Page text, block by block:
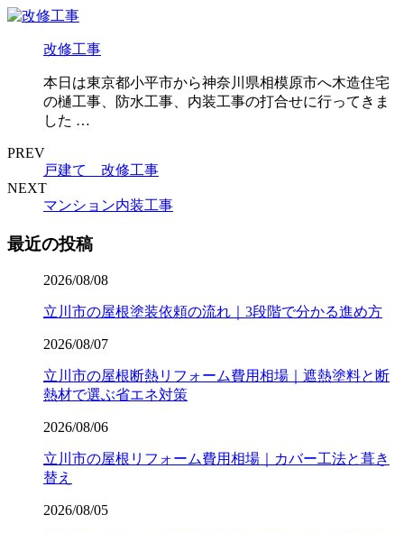
改修工事
本日は東京都小平市から神奈川県相模原市へ木造住宅
の樋工事、防水工事、内装工事の打合せに行ってきま
した …
PREV
戸建て 改修工事
NEXT
マンション内装工事
最近の投稿
2026/08/08
立川市の屋根塗装依頼の流れ｜3段階で分かる進め方
2026/08/07
立川市の屋根断熱リフォーム費用相場｜遮熱塗料と断
熱材で選ぶ省エネ対策
2026/08/06
立川市の屋根リフォーム費用相場｜カバー工法と葺き
替え
2026/08/05